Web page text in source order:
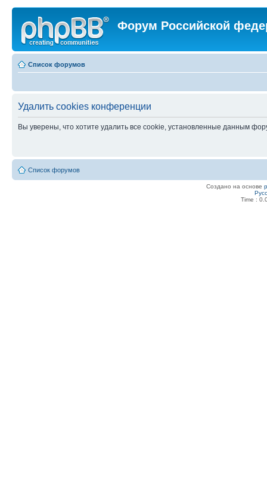
Форум Российской
Список форумов
Удалить cookies конференции
Вы уверены, что хотите удалить все cookie, установленные данным
Список форумов
Создано на основе
Time :